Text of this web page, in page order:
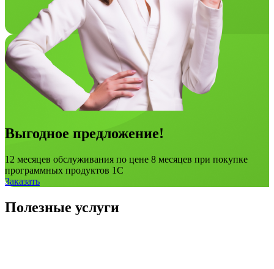
Выгодное предложение!
12 месяцев обслуживания по цене 8 месяцев при покупке
программных продуктов 1С
Заказать
Полезные услуги